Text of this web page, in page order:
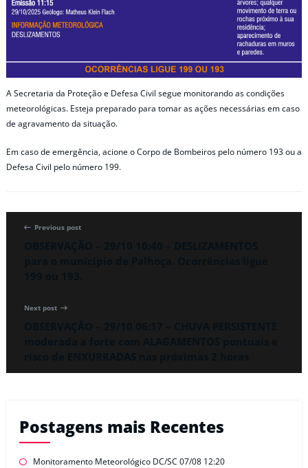
A Secretaria da Proteção e Defesa Civil segue monitorando as condições
meteorológicas. Esteja preparado para tomar as ações necessárias em caso
de agravamento da situação.
Em caso de emergência, acione o Corpo de Bombeiros pelo número 193 ou a
Defesa Civil pelo número 199.
Previous post
Next post
Postagens mais Recentes
Monitoramento Meteorológico DC/SC 07/08 12:20